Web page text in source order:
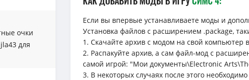
очки
для
Если вы впервые устанавливаете моды и
Установка файлов с расширением .package,
1. Скачайте архив с модом на свой компьютер
2. Распакуйте архив, а сам файл-мод с
самой игрой: "Мои документы\Electronic
3. В некоторых случаях после этого